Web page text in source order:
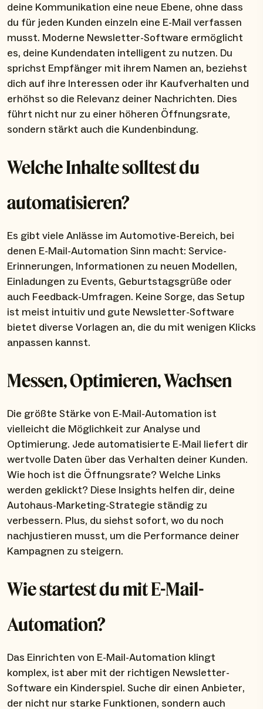
deine Kommunikation eine neue Ebene, ohne dass
du für jeden Kunden einzeln eine E-Mail verfassen
musst. Moderne Newsletter-Software ermöglicht
es, deine Kundendaten intelligent zu nutzen. Du
sprichst Empfänger mit ihrem Namen an, beziehst
dich auf ihre Interessen oder ihr Kaufverhalten und
erhöhst so die Relevanz deiner Nachrichten. Dies
führt nicht nur zu einer höheren Öffnungsrate,
sondern stärkt auch die Kundenbindung.
Welche Inhalte solltest du
automatisieren?
Es gibt viele Anlässe im Automotive-Bereich, bei
denen E-Mail-Automation Sinn macht: Service-
Erinnerungen, Informationen zu neuen Modellen,
Einladungen zu Events, Geburtstagsgrüße oder
auch Feedback-Umfragen. Keine Sorge, das Setup
ist meist intuitiv und gute Newsletter-Software
bietet diverse Vorlagen an, die du mit wenigen Klicks
anpassen kannst.
Messen, Optimieren, Wachsen
Die größte Stärke von E-Mail-Automation ist
vielleicht die Möglichkeit zur Analyse und
Optimierung. Jede automatisierte E-Mail liefert dir
wertvolle Daten über das Verhalten deiner Kunden.
Wie hoch ist die Öffnungsrate? Welche Links
werden geklickt? Diese Insights helfen dir, deine
Autohaus-Marketing-Strategie ständig zu
verbessern. Plus, du siehst sofort, wo du noch
nachjustieren musst, um die Performance deiner
Kampagnen zu steigern.
Wie startest du mit E-Mail-
Automation?
Das Einrichten von E-Mail-Automation klingt
komplex, ist aber mit der richtigen Newsletter-
Software ein Kinderspiel. Suche dir einen Anbieter,
der nicht nur starke Funktionen, sondern auch